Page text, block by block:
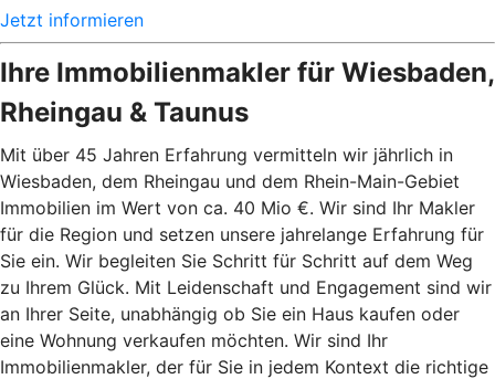
Jetzt informieren
Ihre Immobilienmakler für Wiesbaden,
Rheingau & Taunus
Mit über 45 Jahren Erfahrung vermitteln wir jährlich in
Wiesbaden, dem Rheingau und dem Rhein-Main-Gebiet
Immobilien im Wert von ca. 40 Mio €. Wir sind Ihr Makler
für die Region und setzen unsere jahrelange Erfahrung für
Sie ein. Wir begleiten Sie Schritt für Schritt auf dem Weg
zu Ihrem Glück. Mit Leidenschaft und Engagement sind wir
an Ihrer Seite, unabhängig ob Sie ein Haus kaufen oder
eine Wohnung verkaufen möchten. Wir sind Ihr
Immobilienmakler, der für Sie in jedem Kontext die richtige